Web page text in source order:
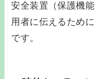
安全装置（保護機
用者に伝えるため
です。